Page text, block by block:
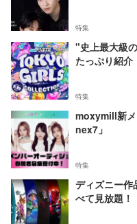
特集
"史上最大級
たっぷり紹介
特集
moxymill新
nex7」
特集
ディズニー作
べて見放題！